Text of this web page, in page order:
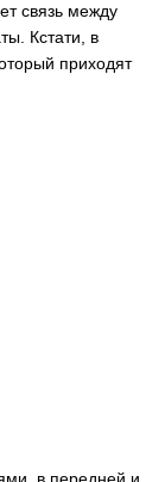
связь между
Кстати, в
приходят